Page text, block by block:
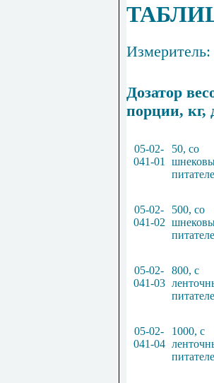
Измеритель:
Дозатор
порции, кг,
05-02-
041-01
50, со
шнеков
05-02-
041-02
500, со
05-02-
041-03
800, с
05-02-
041-04
1000, с